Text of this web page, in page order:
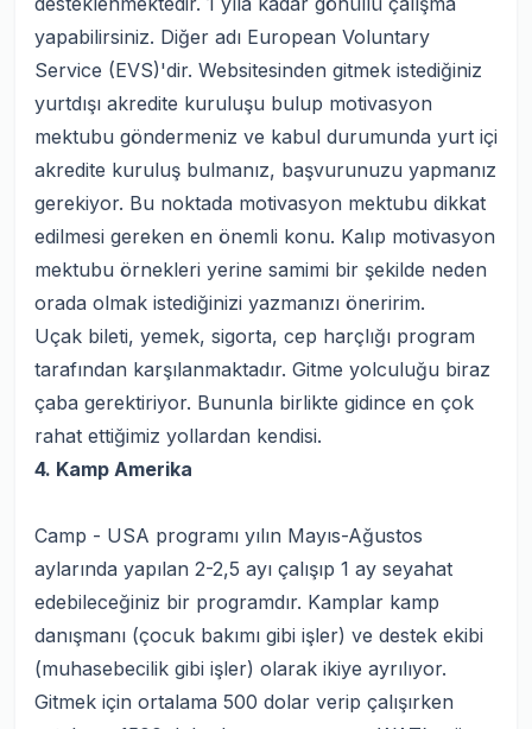
yapabilirsiniz. Diğer adı European Voluntary
Service (EVS)'dir. Websitesinden gitmek istediğiniz
yurtdışı akredite kuruluşu bulup motivasyon
mektubu göndermeniz ve kabul durumunda yurt içi
akredite kuruluş bulmanız, başvurunuzu yapmanız
gerekiyor. Bu noktada motivasyon mektubu dikkat
edilmesi gereken en önemli konu. Kalıp motivasyon
mektubu örnekleri yerine samimi bir şekilde neden
orada olmak istediğinizi yazmanızı öneririm.
Uçak bileti, yemek, sigorta, cep harçlığı program
tarafından karşılanmaktadır. Gitme yolculuğu biraz
çaba gerektiriyor. Bununla birlikte gidince en çok
rahat ettiğimiz yollardan kendisi.
4. Kamp Amerika
Camp - USA programı yılın Mayıs-Ağustos
aylarında yapılan 2-2,5 ayı çalışıp 1 ay seyahat
edebileceğiniz bir programdır. Kamplar kamp
danışmanı (çocuk bakımı gibi işler) ve destek ekibi
(muhasebecilik gibi işler) olarak ikiye ayrılıyor.
Gitmek için ortalama 500 dolar verip çalışırken